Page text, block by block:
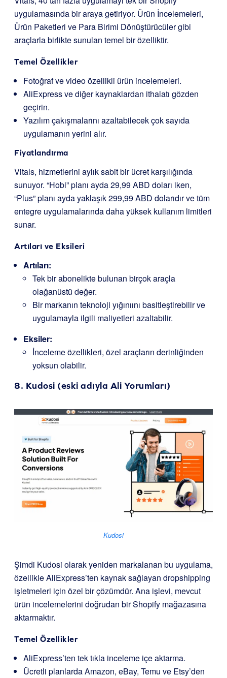
uygulamasında bir araya getiriyor. Ürün İncelemeleri,
Ürün Paketleri ve Para Birimi Dönüştürücüler gibi
araçlarla birlikte sunulan temel bir özelliktir.
Temel Özellikler
Fotoğraf ve video özellikli ürün incelemeleri.
AliExpress ve diğer kaynaklardan ithalatı gözden
geçirin.
Yazılım çakışmalarını azaltabilecek çok sayıda
uygulamanın yerini alır.
Fiyatlandırma
Vitals, hizmetlerini aylık sabit bir ücret karşılığında
sunuyor. “Hobi” planı ayda 29,99 ABD doları iken,
“Plus” planı ayda yaklaşık 299,99 ABD dolarıdır ve tüm
entegre uygulamalarında daha yüksek kullanım limitleri
sunar.
Artıları ve Eksileri
Artıları:
Tek bir abonelikte bulunan birçok araçla
olağanüstü değer.
Bir markanın teknoloji yığınıını basitleştirebilir ve
uygulamayla ilgili maliyetleri azaltabilir.
Eksiler:
İnceleme özellikleri, özel araçların derinliğinden
yoksun olabilir.
8. Kudosi (eski adıyla Ali Yorumları)
Kudosi
Şimdi Kudosi olarak yeniden markalanan bu uygulama,
özellikle AliExpress’ten kaynak sağlayan dropshipping
işletmeleri için özel bir çözümdür. Ana işlevi, mevcut
ürün incelemelerini doğrudan bir Shopify mağazasına
aktarmaktır.
Temel Özellikler
AliExpress’ten tek tıkla inceleme içe aktarma.
Ücretli planlarda Amazon, eBay, Temu ve Etsy’den